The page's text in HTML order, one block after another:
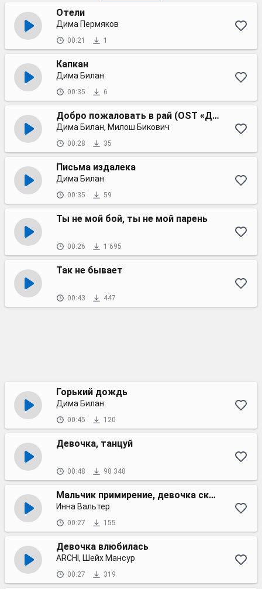
Отели
Дима Пермяков
00:21 1
Капкан
Дима Билан
00:35 6
Добро пожаловать в рай (OST «Дайте шоу»)
Дима Билан, Милош Бикович
00:28 35
Письма издалека
Дима Билан
00:35 59
Ты не мой бой, ты не мой парень
00:26 1 695
Так не бывает
00:43 447
Горький дождь
Дима Билан
00:45 120
Девочка, танцуй
00:48 98 348
Мальчик примирение, девочка скандал
Инна Вальтер
00:27 155
Девочка влюбилась
ARCHI, Шейх Мансур
00:27 319